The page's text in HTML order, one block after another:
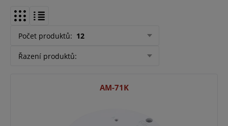
Počet produktů: 12
Řazení produktů:
AM-71K